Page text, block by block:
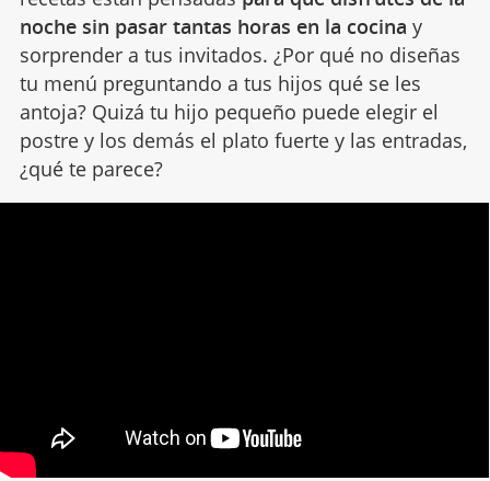
noche sin pasar tantas horas en la cocina y
sorprender a tus invitados. ¿Por qué no diseñas
tu menú preguntando a tus hijos qué se les
antoja? Quizá tu hijo pequeño puede elegir el
postre y los demás el plato fuerte y las entradas,
¿qué te parece?